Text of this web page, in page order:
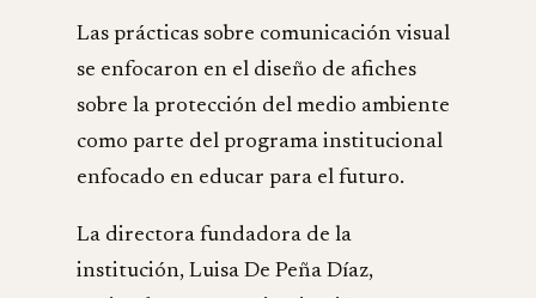
Las prácticas sobre comunicación visual
se enfocaron en el diseño de afiches
sobre la protección del medio ambiente
como parte del programa institucional
enfocado en educar para el futuro.
La directora fundadora de la
institución, Luisa De Peña Díaz,